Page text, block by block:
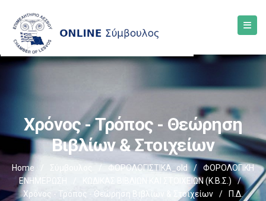
Χρόνος - Τρόπος - Θεώρηση
Βιβλίων & Στοιχείων
Home Σύμβουλος / ΦΟΡΟΛΟΓΙΣΤΙΚΑ_old /
ΦΟΡΟΛΟΓΙΚΗ
ΕΝΗΜΕΡΩΣΗ
ΚΩΔΙΚΑΣ ΒΙΒΛΙΩΝ ΚΑΙ ΣΤΟΙΧΕΙΩΝ (Κ.Β.Σ.)
/
Χρόνος - Τρόπος - Θεώρηση Βιβλίων & Στοιχείων
/
Π.Δ.